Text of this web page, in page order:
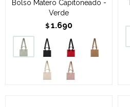
Bolso Matero Capitoneado -
Verde
$ 1.690